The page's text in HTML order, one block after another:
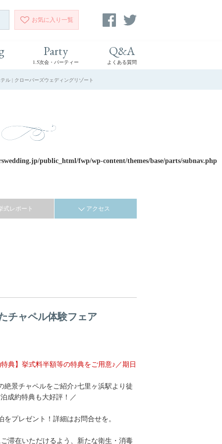
お気に入り 一覧
Party
1.5次会・パーティー
Q&A
よくある質問
ル | クローバーズウェディングリゾート
public_html/fwp/wp-content/themes/base/parts/subnav.php
式レポート アクセス
チャペル体験フェア
典】挙式料半額等の特典をご用意♪／期日
絶景チャペルをご紹介♪七里ヶ浜駅より徒
成約特典も大好評！／
プレゼント！詳細はお問合せを。
滞在いただけるよう、新たな衛生・消毒